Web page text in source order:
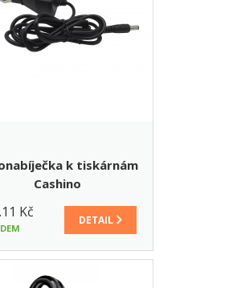
k tiskárnám
Cashino
Kč DETAIL